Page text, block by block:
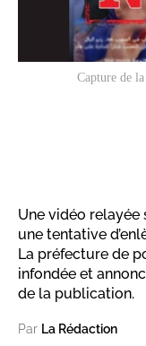
Capture de
Une vidéo
une tentative
La préfecture de
infondée et
de la publication.
Par La Rédaction